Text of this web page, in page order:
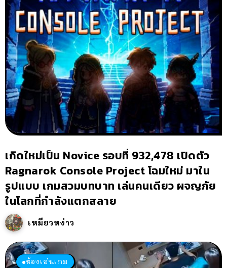
เกิดใหม่เป็น Novice รอบที่ 932,478 เปิดตัว
Ragnarok Console Project โฉมใหม่ มาใน
รูปแบบ เกมสวมบทบาท เล่นคนเดียว ผจญภัย
ในโลกที่กำลังแตกสลาย
เหมียวหง่าว
ห้องเล่นเกม